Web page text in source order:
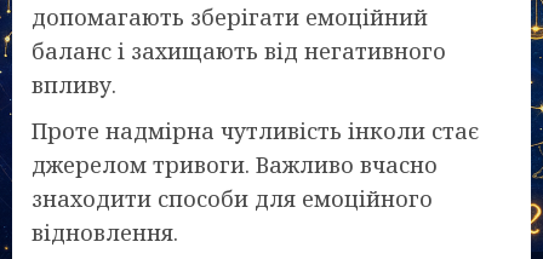
допомагають зберігати емоційний
баланс і захищають від негативного
впливу.
Проте надмірна чутливість інколи стає
джерелом тривоги. Важливо вчасно
знаходити способи для емоційного
відновлення.